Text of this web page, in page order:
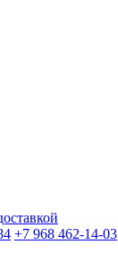
+7 968 462-14-03